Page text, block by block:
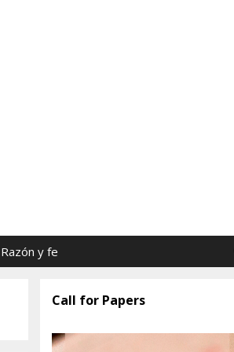
Razón y fe
Call for Papers